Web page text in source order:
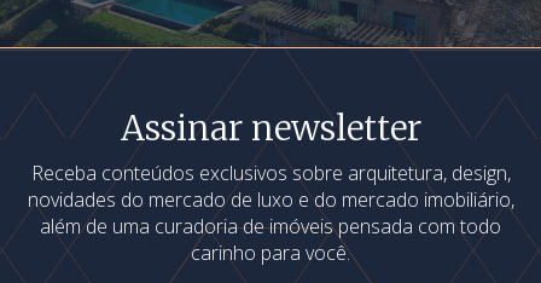
Assinar newsletter
Receba conteúdos exclusivos sobre arquitetura, design,
novidades do mercado de luxo e do mercado imobiliário,
além de uma curadoria de imóveis pensada com todo
carinho para você.